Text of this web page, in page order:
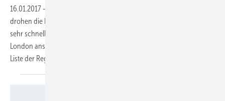
16.01.2017 -
drohen die Investitionen in erneuerbare Energien in Großbritannien
sehr schnell massiv einzubrechen. Davor warnt der ebenfalls in
London ansässige Thinktank Green Alliance mit Berufung auf eine
Liste der Regierung zu privaten und öffentlichen